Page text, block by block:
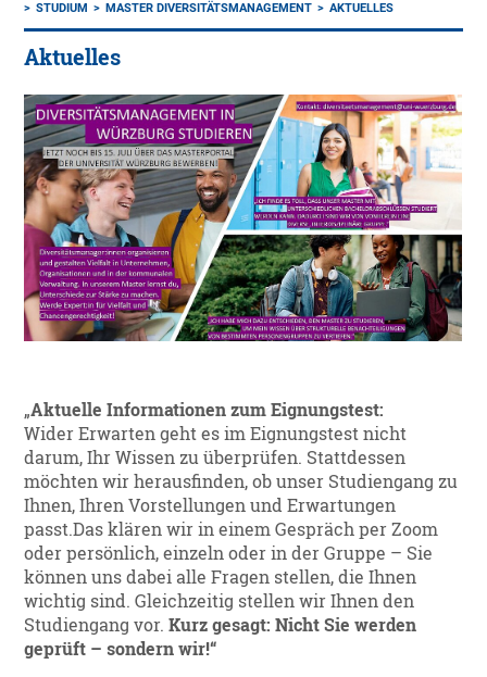
STUDIUM
MASTER DIVERSITÄTSMANAGEMENT AKTUELLES
Aktuelles
„Aktuelle Informationen zum Eignungstest:
Wider Erwarten geht es im Eignungstest nicht
darum, Ihr Wissen zu überprüfen. Stattdessen
möchten wir herausfinden, ob unser Studiengang zu
Ihnen, Ihren Vorstellungen und Erwartungen
passt.Das klären wir in einem Gespräch per Zoom
oder persönlich, einzeln oder in der Gruppe – Sie
können uns dabei alle Fragen stellen, die Ihnen
wichtig sind. Gleichzeitig stellen wir Ihnen den
Studiengang vor.Kurz gesagt: Nicht Sie werden
geprüft – sondern wir!“